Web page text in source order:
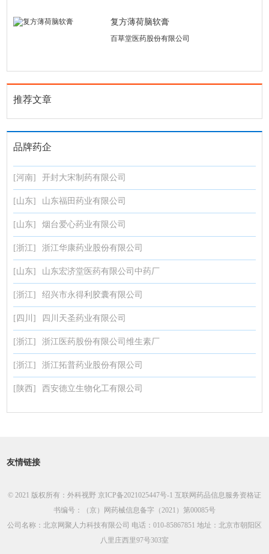
复方薄荷脑软膏
百草堂医药股份有限公司
推荐文章
品牌药企
[河南] 开封大宋制药有限公司
[山东] 山东福田药业有限公司
[山东] 烟台爱心药业有限公司
[浙江] 浙江华康药业股份有限公司
[山东] 山东宏济堂医药有限公司中药厂
[浙江] 绍兴市永得利胶囊有限公司
[四川] 四川天圣药业有限公司
[浙江] 浙江医药股份有限公司维生素厂
[浙江] 浙江拓普药业股份有限公司
[陕西] 西安德立生物化工有限公司
友情链接
© 2021 版权所有：外科视野 京ICP备2021025447号-1 互联网药品信息服务资格证
书编号：（京）网药械信息备字（2021）第00085号
公司名称：北京网聚人力科技有限公司 电话：010-85867851 地址：北京市朝阳区
八里庄西里97号303室